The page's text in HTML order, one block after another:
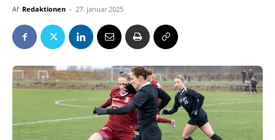
Af Redaktionen - 27. januar 2025